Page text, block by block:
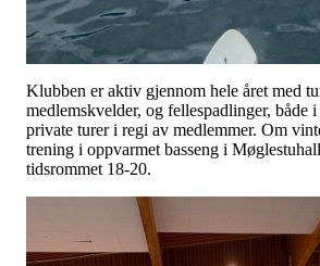
Klubben er aktiv gjennom hele året med
medlemskvelder, og fellespadlinger, både
private turer i regi av medlemmer. Om
trening i oppvarmet basseng i
tidsrommet 18-20.